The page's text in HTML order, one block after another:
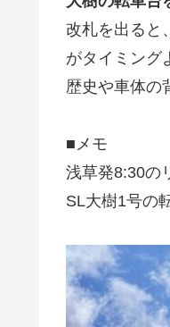
改札を出ると
がタイミング
歴史や車体の
■メモ
浅草発8:30の
SL大樹1号の